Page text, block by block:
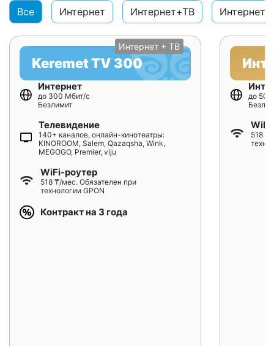
Все Интернет Интернет+ТВ
Интернет + ТВ
Keremet TV 300
Интернет
до 300 Мбит/с
Безлимит
Телевидение
140+ каналов, онлайн-кинотеатры:
KINOROOM, Salem, Qazaqsha, Wink,
MEGOGO, Premier, viju
WiFi-роутер
518 ₸/мес. Обязателен при
технологии GPON
Контракт на 3 года
до
518